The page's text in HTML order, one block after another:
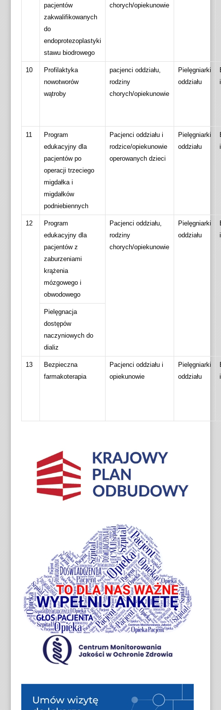
pacjentów
zakwalifikowanych
do
endoprotezoplastyki
stawu biodrowego
chorych/opiekunowie
10
Profilaktyka
nowotworów
wątroby
pacjenci oddziału,
rodziny
chorych/opiekunowie
Pielęgniarki
oddziału
11
Program
edukacyjny dla
pacjentów po
operacji trzeciego
migdałka i
migdałków
podniebiennych
Pacjenci oddziału i
rodzice/opiekunowie
operowanych dzieci
Pielęgniarki
oddziału
12
Program
edukacyjny dla
pacjentów z
zaburzeniami
krążenia
mózgowego i
obwodowego
Pacjenci oddziału,
rodziny
chorych/opiekunowie
Pielęgniarki
oddziału
Pielęgnacja
dostępów
naczyniowych do
dializ
13
Bezpieczna
farmakoterapia
Pacjenci oddziału i
opiekunowie
Pielęgniarki
oddziału